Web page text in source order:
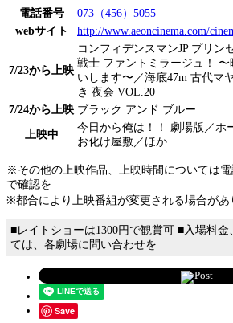
電話番号
073（456）5055
webサイト
http://www.aeoncinema.com/
7/23から上映
コンフィデンスマンJP プリン
戦士 ファントミラージュ！
いします〜／海底47m 古代マ
き 夜会 VOL.20
7/24から上映 ブラック アンド ブルー
上映中
今日から俺は！！ 劇場版／ホ
お化け屋敷／ほか
※その他の上映作品、上映時間については
で確認を
※都合により上映番組が変更される場合があ
■レイトショーは1300円で観賞可 ■入場料
ては、各劇場に問い合わせを
Post
Save